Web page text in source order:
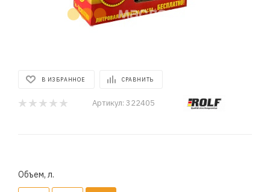
В ИЗБРАННОЕ СРАВНИТЬ
Артикул: 322405
Объем, л.